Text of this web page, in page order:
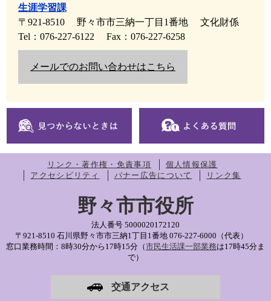
生涯学習課
〒921-8510
野々市市三納一丁目1番地
文化財係
Tel：076-227-6122
Fax：076-227-6258
メールでのお問い合わせはこちら
リンク・著作権・免責事項
個人情報保護
アクセシビリティ
バナー広告について リンク集
野々市市役所
法人番号 5000020172120
〒921-8510 石川県野々市市三納1丁目1番地 076-227-6000（代表）
窓口業務時間：8時30分から17時15分（市民生活課一部業務は17時45分ま
で）
交通アクセス